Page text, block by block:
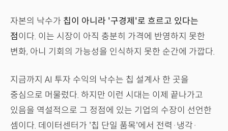
자본의 낙수가 칩이 아니라 '구경제'로 흐르고 있다는
점이다. 이는 시장이 아직 충분히 가격에 반영하지 못한
변화, 아니 기회의 가능성을 인식하지 못한 순간에 가깝다.
지금까지 AI 투자 수익의 낙수는 칩 설계사 한 곳을
중심으로 머물렀다. 하지만 이런 시대는 이제 끝나가고
있음을 역설적으로 그 정점에 있는 기업의 수장이 선언한
셈이다. 데이터센터가 '칩 단일 품목'에서 전력·냉각·